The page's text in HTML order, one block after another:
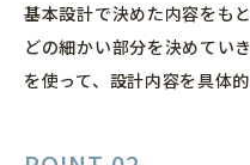
基本設計で決めた内容をも
どの細かい部分を決めてい
を使って、設計内容を具体的